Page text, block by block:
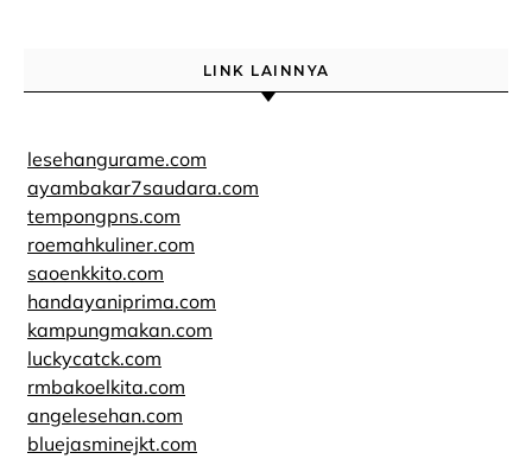
LINK LAINNYA
lesehangurame.com
ayambakar7saudara.com
tempongpns.com
roemahkuliner.com
saoenkkito.com
handayaniprima.com
kampungmakan.com
luckycatck.com
rmbakoelkita.com
angelesehan.com
bluejasminejkt.com